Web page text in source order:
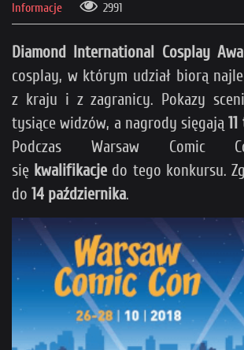
Informacje
2991
Diamond International Cosplay
cosplay, w którym udział biorą
z kraju i z zagranicy. Pokazy
tysiące widzów, a nagrody sięgają
Podczas Warsaw Comic
się kwalifikacje do tego konkursu.
do 14 października.